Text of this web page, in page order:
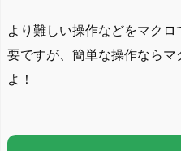
より難しい操作などをマク
要ですが、簡単な操作なら
よ！